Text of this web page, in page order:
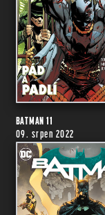
BATMAN 11
09. srpen 2022